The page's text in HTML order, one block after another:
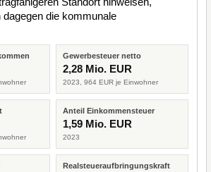
die kommunale
Gewerbesteuer netto
2,28 Mio. EUR
2023, 964 EUR je Einwohner
Anteil Einkommensteuer
1,59 Mio. EUR
2023
Realsteueraufbringungskraft